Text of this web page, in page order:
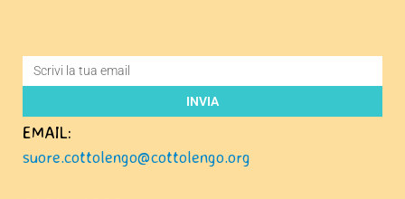
INVIA
EMAIL:
suore.cottolengo@cottolengo.org